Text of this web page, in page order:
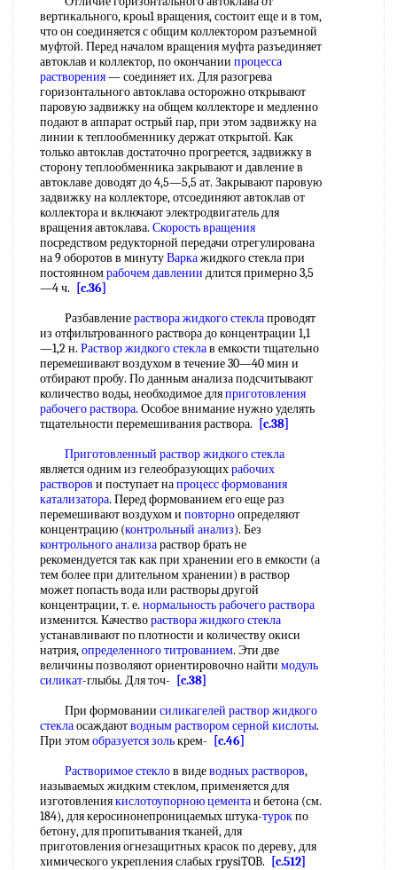
вертикального, кроы1 вращения, состоит еще и в том,
что он соединяется с общим коллектором разъемной
муфтой. Перед началом вращения муфта разъединяет
автоклав и коллектор, по окончании процесса
растворения— соединяет их. Для разогрева
горизонтального автоклава осторожно открывают
паровую задвижку на общем коллекторе и медленно
подают в аппарат острый пар, при этом задвижку на
линии к теплообменнику держат открытой. Как
только автоклав достаточно прогреется, задвижку в
сторону теплообменника закрывают и давление в
автоклаве доводят до 4,5—5,5 ат. Закрывают паровую
задвижку на коллекторе, отсоединяют автоклав от
коллектора и включают электродвигатель для
вращения автоклава. Скорость вращения
посредством редукторной передачи отрегулирована
на 9 оборотов в минутуВаркажидкого стекла при
постоянномрабочем давлении длится примерно 3,5
—4 ч.
[c.36]
Разбавлениераствора жидкого стеклапроводят
из отфильтрованного раствора до концентрации 1,1
—1,2 н. Раствор жидкого стеклав емкости тщательно
перемешивают воздухом в течение 30—40 мин и
отбирают пробу. По данным анализа подсчитывают
количество воды, необходимое дляприготовления
рабочего раствора. Особое внимание нужно уделять
тщательности перемешивания раствора.
[c.38]
Приготовленный раствор жидкого стекла
является одним из гелеобразующихрабочих
растворов и поступает напроцесс формования
катализатора. Перед формованием его еще раз
перемешивают воздухом и повторноопределяют
концентрацию (контрольный анализ). Без
контрольного анализараствор брать не
рекомендуется так как при хранении его в емкости (а
тем более при длительном хранении) в раствор
может попасть вода или растворы другой
концентрации, т. е. нормальность рабочего раствора
изменится. Качествораствора жидкого стекла
устанавливают по плотности и количеству окиси
натрия,определенного титрованием. Эти две
величины позволяют ориентировочно найти модуль
силикат-глыбы. Для точ-
[c.38]
При формовании силикагелей раствор жидкого
стеклаосаждаютводным раствором серной кислоты.
При этомобразуется золькрем-
[c.46]
Растворимое стеклов видеводных растворов,
называемых жидким стеклом, применяется для
изготовлениякислотоупорною цементаи бетона (см.
184), для керосинонепроницаемых штука-турокпо
бетону, для пропитывания тканей, для
приготовления огнезащитных красок по дереву, для
химического укрепления слабых rpysiTOB.
[c.512]